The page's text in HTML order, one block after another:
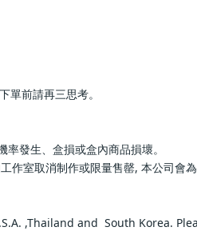
或改變; 下單前請再三思考。
會有機率發生、盒損或盒內商
認,如工作室取消制作或限量售罄
,U.S.A. ,Thailand and  South